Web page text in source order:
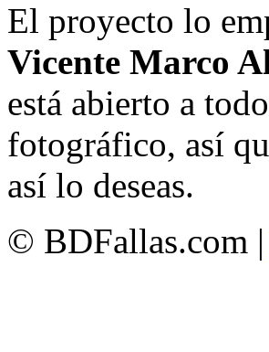
El proyecto lo
Vicente Marco
está abierto a
fotográfico, así
así lo deseas.
© BDFallas.com |